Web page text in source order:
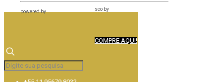
powered by seo by
COMPRE AQUI!